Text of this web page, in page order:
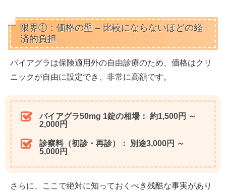
限界①：価格の壁 – 比較にならないほどの経
済的負担
バイアグラは保険適用外の自由診療のため、価格はクリ
ニックが自由に設定でき、非常に高額です。
バイアグラ50mg 1錠の相場： 約1,500円 ～
2,000円
診察料（初診・再診）：
別途3,000円 ～
5,000円
さらに、ここで絶対に知っておくべき残酷な事実があり